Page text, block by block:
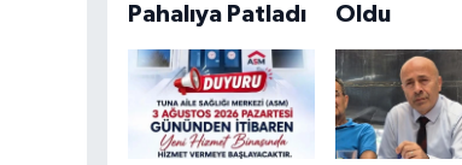
Pahalıya Patladı
Oldu